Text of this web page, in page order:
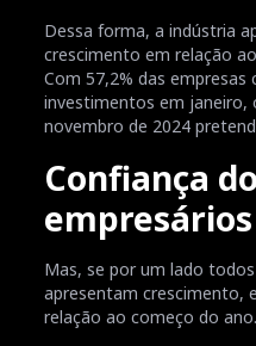
Dessa forma, a indústria
crescimento em relação
Com 57,2% das
investimentos em janeiro,
novembro de 2024
Confiança
empresários
Mas, se por um lado
apresentam crescimento,
relação ao começo do ano.